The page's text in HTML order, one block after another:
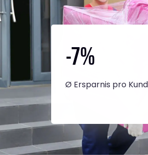
-7%
Ø Ersparnis pro